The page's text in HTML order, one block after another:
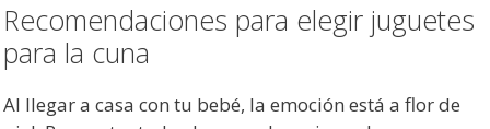
Recomendaciones para elegir juguetes
para la cuna
Al llegar a casa con tu bebé, la emoción está a flor de